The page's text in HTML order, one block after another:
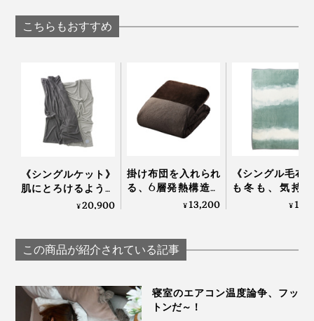
こちらもおすすめ
《シングルケット》
肌にとろけるような
柔らかさ…コットンだ
「GRAU」｜
LOOM&SPOOL
¥20,900
掛け布団を入れられ
る、6層発熱構造の
「オールインワン毛
¥13,200
《シングル毛布
も冬も、気持
い！綿毛布の自
¥
この商品が紹介されている記事
寝室のエアコン温度論争、フッ
トンだ～！